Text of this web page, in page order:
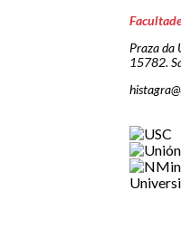
Praza da
15782.